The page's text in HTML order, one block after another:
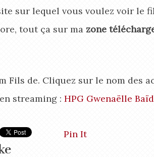
sur lequel vous voulez voir le
tout ça sur ma zone
Fils de. Cliquez sur le nom des
streaming : HPG Gwenaëlle Baïd
Pin It